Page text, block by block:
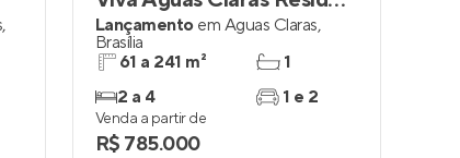
,
Lançamento em Águas Claras,
Brasília
61 a 241 m²
2 a 4
1
1 e 2
Venda a partir de
R$ 785.000